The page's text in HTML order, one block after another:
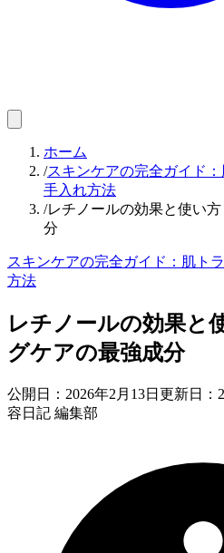
ホーム
/スキンケアの完全ガイド
手入れ方法
/レチノールの効果と使い
分
スキンケアの完全ガイド：肌ト
方法
レチノールの効果と
グケアの最強成分
公開日： 2026年2月13日 更新日：
容日記 編集部